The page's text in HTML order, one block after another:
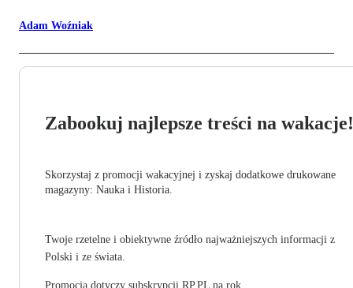
Adam Woźniak
Zabookuj najlepsze treści na wakacje!
Skorzystaj z promocji wakacyjnej i zyskaj dodatkowe drukowane
magazyny: Nauka i Historia.
Twoje rzetelne i obiektywne źródło najważniejszych informacji z
Polski i ze świata.
Promocja dotyczy subskrypcji RP.PL na rok.